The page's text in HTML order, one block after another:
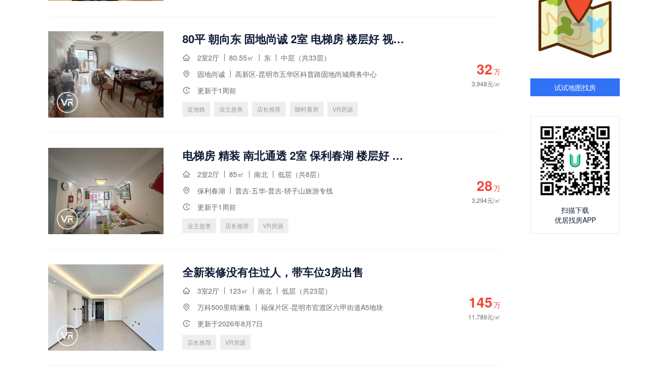
80平 朝向东 固地尚诚 2室 电梯房 楼层好 视野无遮挡
2室2厅 80.55㎡ 东
中层（共33层）
固地尚诚
高新区-昆明市五华区科普路固地尚城商务中心
更新于1周前
近地铁 业主急售 店长推荐 随时看房 VR房源
32万
3,948元/㎡
电梯房 精装 南北通透 2室 保利春湖 楼层好 视野无遮挡
2室2厅 85㎡ 南北
低层（共8层）
保利春湖
普吉-五华-普吉-轿子山旅游专线
更新于1周前
业主急售 店长推荐 VR房源
28万
3,294元/㎡
全新装修没有住过人，带车位3房出售
3室2厅 123㎡ 南北
低层（共23层）
万科500里晴澜集
福保片区-昆明市官渡区六甲街道A5地块
更新于2026年8月7日
店长推荐 VR房源
145万
11,789元/㎡
试试地图找房
扫描下载
优居找房APP